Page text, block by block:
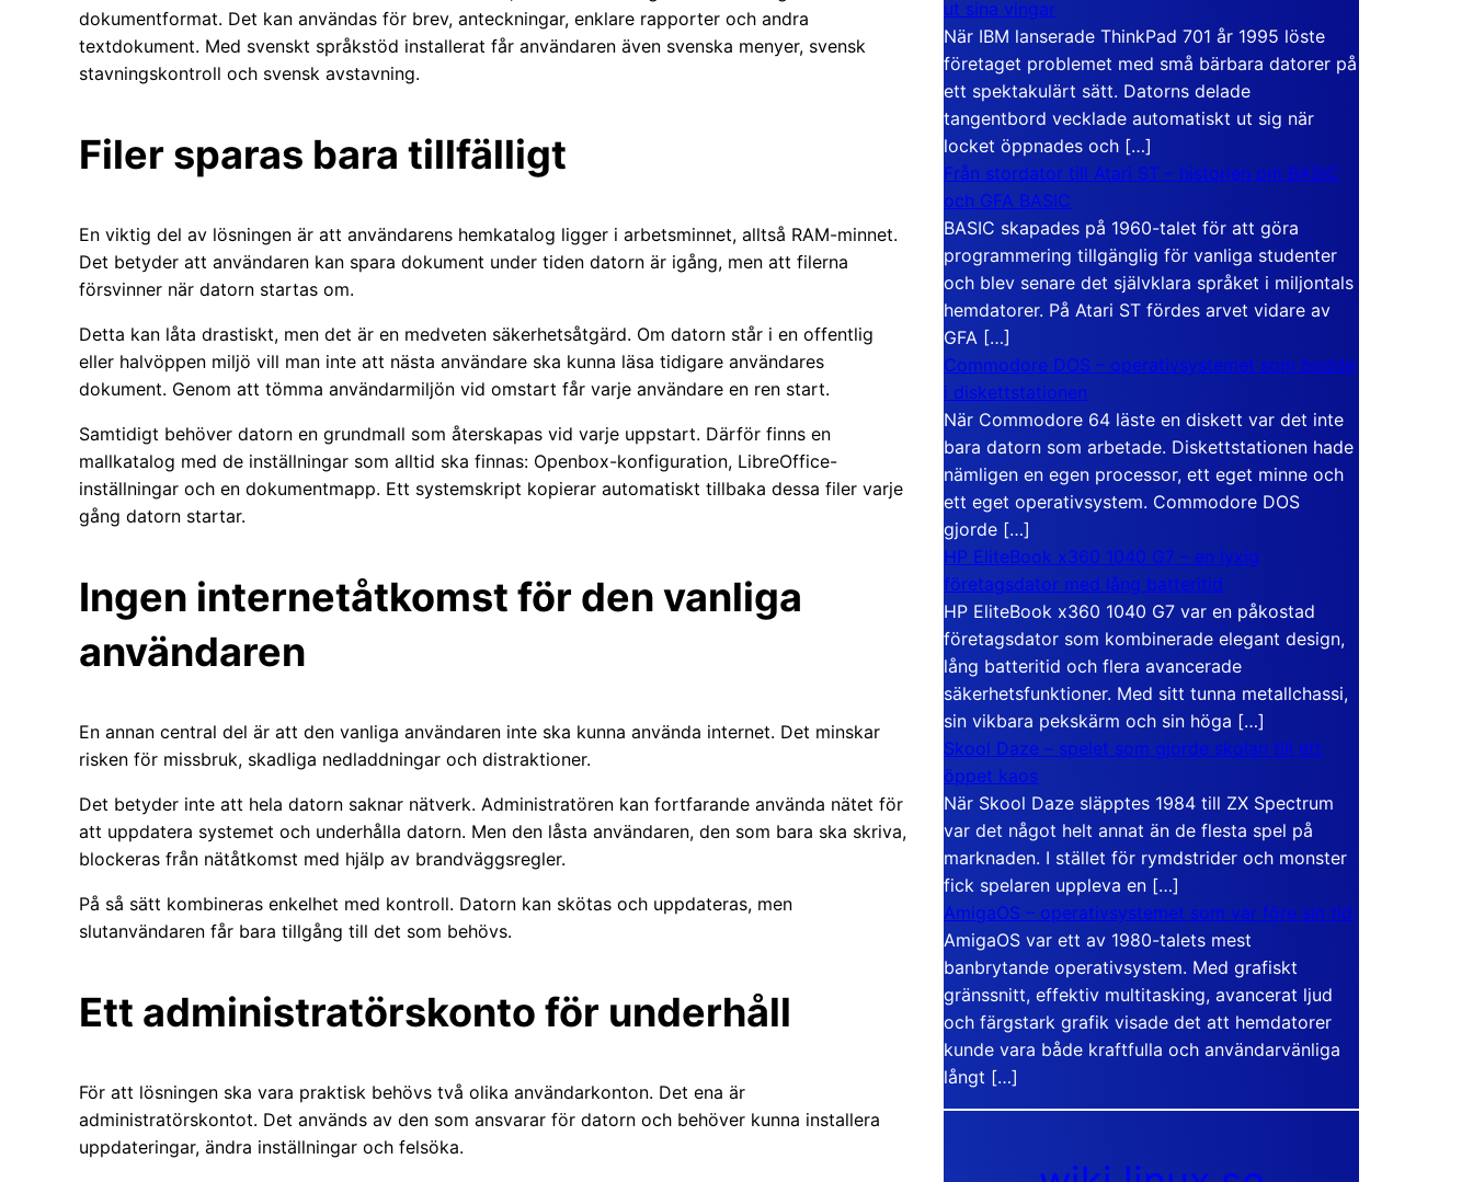
dokumentformat. Det kan användas för brev, anteckningar, enklare rapporter och andra
textdokument. Med svenskt språkstöd installerat får användaren även svenska menyer, svensk
stavningskontroll och svensk avstavning.
Filer sparas bara tillfälligt
En viktig del av lösningen är att användarens hemkatalog ligger i arbetsminnet, alltså RAM-minnet.
Det betyder att användaren kan spara dokument under tiden datorn är igång, men att filerna
försvinner när datorn startas om.
Detta kan låta drastiskt, men det är en medveten säkerhetsåtgärd. Om datorn står i en offentlig
eller halvöppen miljö vill man inte att nästa användare ska kunna läsa tidigare användares
dokument. Genom att tömma användarmiljön vid omstart får varje användare en ren start.
Samtidigt behöver datorn en grundmall som återskapas vid varje uppstart. Därför finns en
mallkatalog med de inställningar som alltid ska finnas: Openbox-konfiguration, LibreOffice-
inställningar och en dokumentmapp. Ett systemskript kopierar automatiskt tillbaka dessa filer varje
gång datorn startar.
Ingen internetåtkomst för den vanliga
användaren
En annan central del är att den vanliga användaren inte ska kunna använda internet. Det minskar
risken för missbruk, skadliga nedladdningar och distraktioner.
Det betyder inte att hela datorn saknar nätverk. Administratören kan fortfarande använda nätet för
att uppdatera systemet och underhålla datorn. Men den låsta användaren, den som bara ska skriva,
blockeras från nätåtkomst med hjälp av brandväggsregler.
På så sätt kombineras enkelhet med kontroll. Datorn kan skötas och uppdateras, men
slutanvändaren får bara tillgång till det som behövs.
Ett administratörskonto för underhåll
För att lösningen ska vara praktisk behövs två olika användarkonton. Det ena är
administratörskontot. Det används av den som ansvarar för datorn och behöver kunna installera
uppdateringar, ändra inställningar och felsöka.
ut sina vingar
När IBM lanserade ThinkPad 701 år 1995 löste
företaget problemet med små bärbara datorer på
ett spektakulärt sätt. Datorns delade
tangentbord vecklade automatiskt ut sig när
locket öppnades och […]
Från stordator till Atari ST – historien om BASIC
och GFA BASIC
BASIC skapades på 1960-talet för att göra
programmering tillgänglig för vanliga studenter
och blev senare det självklara språket i miljontals
hemdatorer. På Atari ST fördes arvet vidare av
GFA […]
Commodore DOS – operativsystemet som bodde
i diskettstationen
När Commodore 64 läste en diskett var det inte
bara datorn som arbetade. Diskettstationen hade
nämligen en egen processor, ett eget minne och
ett eget operativsystem. Commodore DOS
gjorde […]
HP EliteBook x360 1040 G7 – en lyxig
företagsdator med lång batteritid
HP EliteBook x360 1040 G7 var en påkostad
företagsdator som kombinerade elegant design,
lång batteritid och flera avancerade
säkerhetsfunktioner. Med sitt tunna metallchassi,
sin vikbara pekskärm och sin höga […]
Skool Daze – spelet som gjorde skolan till ett
öppet kaos
När Skool Daze släpptes 1984 till ZX Spectrum
var det något helt annat än de flesta spel på
marknaden. I stället för rymdstrider och monster
fick spelaren uppleva en […]
AmigaOS – operativsystemet som var före sin tid
AmigaOS var ett av 1980-talets mest
banbrytande operativsystem. Med grafiskt
gränssnitt, effektiv multitasking, avancerat ljud
och färgstark grafik visade det att hemdatorer
kunde vara både kraftfulla och användarvänliga
långt […]